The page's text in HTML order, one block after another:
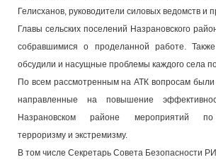
Гелисханов, руководители силовых ведомств и
Главы сельских поселений Назрановского
собравшимися о проделанной работе.
обсудили и насущные проблемы каждого села
По всем рассмотренным на АТК вопросам
направленные на повышение
Назрановском районе мероприятий по
терроризму и экстремизму.
В том числе Секретарь Совета Безопасности